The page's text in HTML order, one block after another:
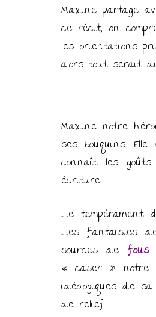
Maxine partage
ce récit, on
les orientations
alors tout serait
Maxine notre
ses bouquins.
connaît les
écriture.
Le tempérament
Les fantaisies
sources de
« caser » notre
idéologiques de
de relief.